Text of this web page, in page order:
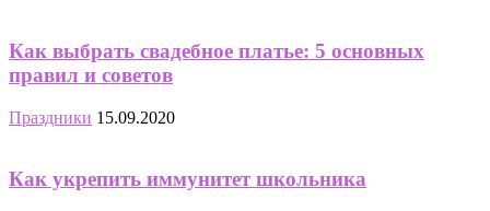
Как выбрать свадебное платье: 5 основных
правил и советов
Праздники 15.09.2020
Как укрепить иммунитет школьника